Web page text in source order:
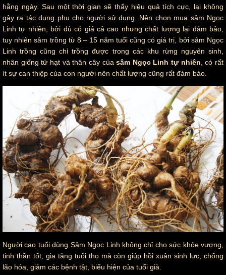
hằng ngày. Sau một thời gian sẽ thấy hiệu quả tích cực, lại không
gây ra tác dụng phụ cho người sử dụng. Nên chọn mua sâm Ngọc
Linh tự nhiên, bởi dù có giá cả cao nhưng chất lượng lại đảm bảo,
tuy nhiên sâm trồng từ 8 – 15 năm tuổi cũng có giá trị, bởi sâm Ngọc
Linh trồng cũng chỉ trồng được trong các khu rừng nguyên sinh,
nhân giống tử hạt và thân cây củasâm Ngọc Linh tự nhiên , có rất
ít sự can thiệp của con người nên chất lượng cũng rất đảm bảo.
Người cao tuổi dùng Sâm Ngọc Linh không chỉ cho sức khỏe vượng,
tinh thần tốt, gia tăng tuổi thọ mà còn giúp hồi xuân sinh lực, chống
lão hóa, giảm các bệnh tật, biểu hiện của tuổi già.